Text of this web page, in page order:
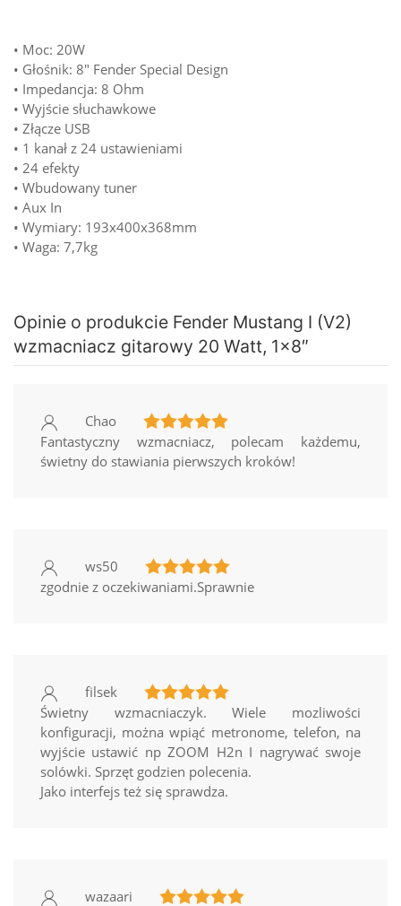
• Moc: 20W
• Głośnik: 8" Fender Special Design
• Impedancja: 8 Ohm
• Wyjście słuchawkowe
• Złącze USB
• 1 kanał z 24 ustawieniami
• 24 efekty
• Wbudowany tuner
• Aux In
• Wymiary: 193x400x368mm
• Waga: 7,7kg
Opinie o produkcie Fender Mustang I (V2)
wzmacniacz gitarowy 20 Watt, 1x8″
Chao
Fantastyczny wzmacniacz, polecam każdemu,
świetny do stawiania pierwszych kroków!
ws50
zgodnie z oczekiwaniami.Sprawnie
filsek
Świetny wzmacniaczyk. Wiele mozliwości
konfiguracji, można wpiąć metronome, telefon, na
wyjście ustawić np ZOOM H2n I nagrywać swoje
solówki. Sprzęt godzien polecenia.
Jako interfejs też się sprawdza.
wazaari